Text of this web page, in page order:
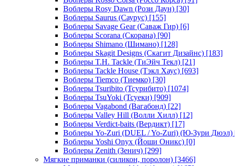
Воблеры Rosy Dawn (Рози Даун) [30]
Воблеры Saurus (Саурус) [155]
Воблеры Savage Gear (Саваж Гир) [6]
Воблеры Scorana (Скорана) [90]
Воблеры Shimano (Шимано) [128]
Воблеры Skagit Designs (Скагит Дизайнс) [183]
Воблеры T.H. Tackle (ТиЭйч Текл) [21]
Воблеры Tackle House (Тэкл Хаус) [693]
Воблеры Tiemco (Тиемко) [30]
Воблеры Tsuribito (Тсурибито) [1074]
Воблеры TsuYoki (Тсуеки) [909]
Воблеры Vagabond (Вагабонд) [22]
Воблеры Valley Hill (Волли Хилл) [12]
Воблеры Verdict-baits (Вердикт) [17]
Воблеры Yo-Zuri (DUEL / Yo-Zuri) (Ю-Зури Дюэл)
Воблеры Yoshi Onyx (Йоши Оникс) [0]
Воблеры Zenith (Зенич) [299]
Мягкие приманки (силикон, поролон) [3466]